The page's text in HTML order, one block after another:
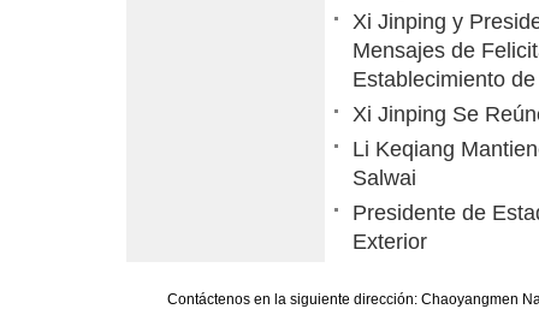
Xi Jinping y
Mensajes de
Establecimiento
Xi Jinping Se
Li Keqiang
Salwai
Presidente de
Exterior
Contáctenos en la siguiente dirección: Chaoyangmen